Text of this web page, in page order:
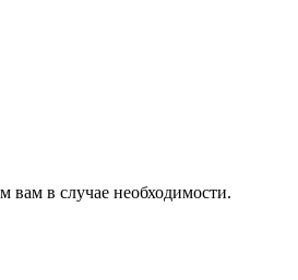
вам в случае необходимости.